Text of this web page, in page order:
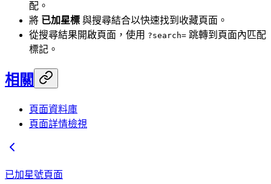
配。
將 已加星標 與搜尋結合以快速找到收藏頁面。
從搜尋結果開啟頁面，使用 ?search= 跳轉到頁面內匹配
標記。
相關
頁面資料庫
頁面詳情檢視
已加星號頁面